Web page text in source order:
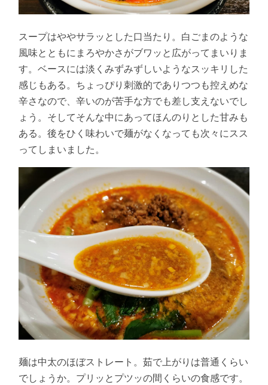
スープはややサラッとした口当たり。白ごまのような
風味とともにまろやかさがブワッと広がってまいりま
す。ベースには淡くみずみずしいようなスッキリした
感じもある。ちょっぴり刺激的でありつつも控えめな
辛さなので、辛いのが苦手な方でも差し支えないでし
ょう。そしてそんな中にあってほんのりとした甘みも
ある。後をひく味わいで麺がなくなっても次々にスス
ってしまいました。
麺は中太のほぼストレート。茹で上がりは普通くらい
でしょうか。プリッとプツッの間くらいの食感です。